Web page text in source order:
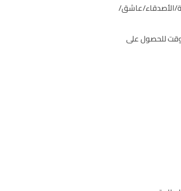
الأصدقاء/عاشق/
وقت للحصول على